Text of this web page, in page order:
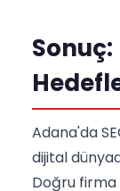
Adana'da
dijital
Doğru firma